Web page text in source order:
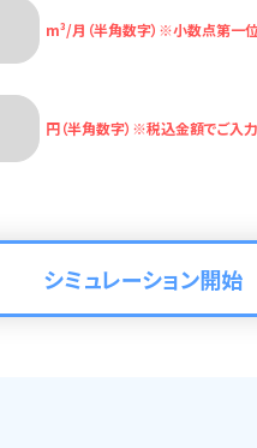
m³/月（半角数字） ※小数点第一位
円（半角数字） ※税込金額でご入力